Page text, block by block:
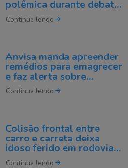
polêmica durante debate
na Câmara
Continue lendo
Anvisa manda apreender
remédios para emagrecer
e faz alerta sobre
testosterona falsificada
Continue lendo
Colisão frontal entre
carro e carreta deixa
idoso ferido em rodovia
de SC
Continue lendo